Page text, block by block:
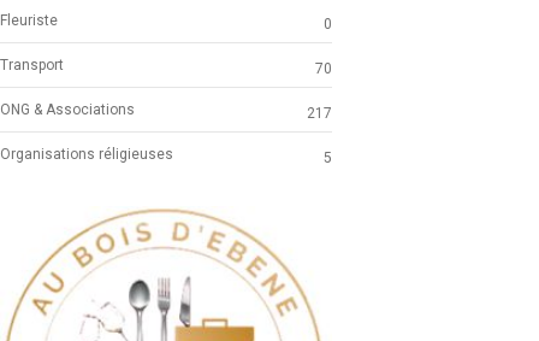
Fleuriste 0
Transport 70
ONG & Associations 217
Organisations réligieuses 5